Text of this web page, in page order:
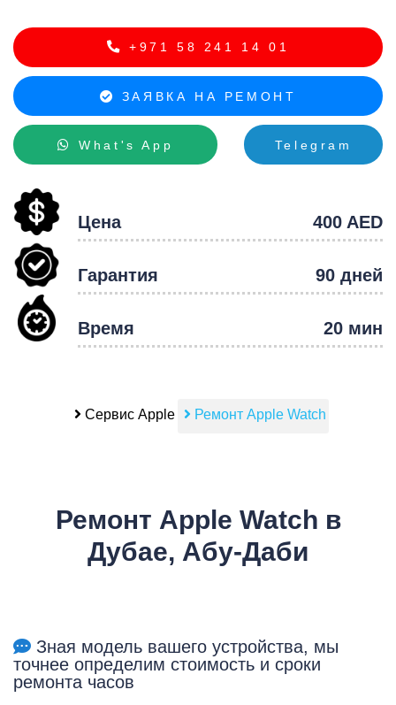
+971 58 241 14 01
ЗАЯВКА НА РЕМОНТ
What's App Telegram
Цена 400 AED
Гарантия 90 дней
Время 20 мин
Сервис Apple Ремонт Apple Watch
Ремонт Apple Watch в
Дубае, Абу-Даби
Зная модель вашего устройства, мы
точнее определим стоимость и сроки
ремонта часов